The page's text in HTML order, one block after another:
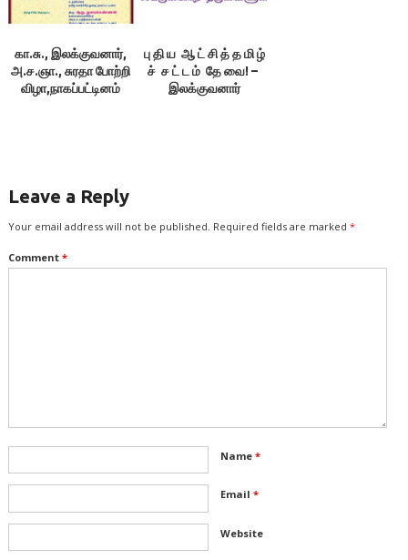
கா.சு., இலக்குவனார்,
அ.ச.ஞா., சுரதா போற்றி
விழா,நாகப்பட்டினம்
பு தி ய ஆ ட் சி த் த மி ழ்
ச் ச ட் ட ம் தே வை! –
இலக்குவனார்
Leave a Reply
Your email address will not be published. Required fields are marked *
Comment *
Name *
Email *
Website